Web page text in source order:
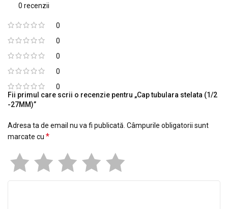
0 recenzii
0
0
0
0
0
Fii primul care scrii o recenzie pentru „Cap tubulara stelata (1/2
-27MM)”
Adresa ta de email nu va fi publicată. Câmpurile obligatorii sunt
marcate cu *